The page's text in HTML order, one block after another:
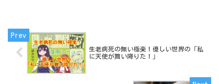
生老病死の無い極楽！優しい世界の「私
に天使が舞い降りた！」